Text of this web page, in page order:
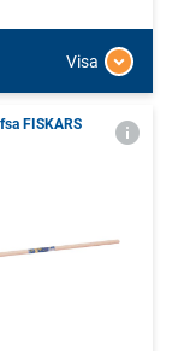
Visa
FISKARS